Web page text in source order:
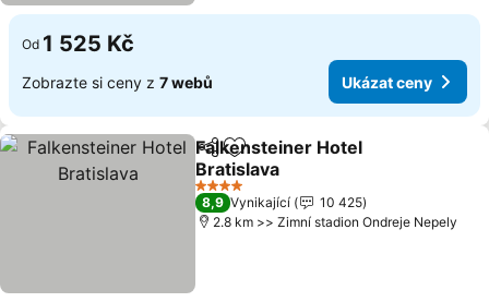
Od 1 525 Kč
Zobrazte si ceny z 7 webů Ukázat ceny
SdíletPřidat na seznam oblíbených
Falkensteiner Hotel
Bratislava
Ukázat ceny
4 Počet hvězdiček
8,9 Vynikající
10 425
2.8 km >> Zimní stadion Ondreje Nepely